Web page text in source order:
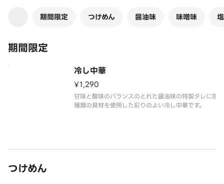
期間限定 つけめん 醤油味 味噌味
期間限定
冷し中華
¥1,290
甘味と酸味のバランスのとれた醤油味の特製タレに8
種類の具材を使用した彩りのよい冷し中華です。
つけめん